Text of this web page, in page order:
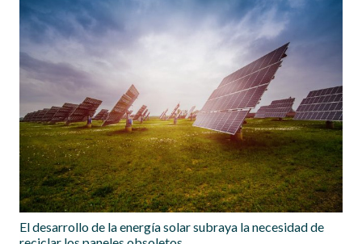
El desarrollo de la energía solar subraya la necesidad de